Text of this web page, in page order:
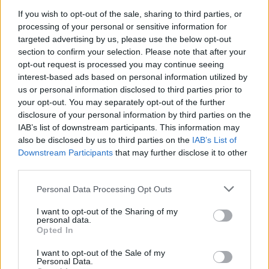
If you wish to opt-out of the sale, sharing to third parties, or
processing of your personal or sensitive information for
targeted advertising by us, please use the below opt-out
section to confirm your selection. Please note that after your
opt-out request is processed you may continue seeing
interest-based ads based on personal information utilized by
us or personal information disclosed to third parties prior to
your opt-out. You may separately opt-out of the further
disclosure of your personal information by third parties on the
IAB’s list of downstream participants. This information may
also be disclosed by us to third parties on the IAB’s List of
Downstream Participants that may further disclose it to other
Please note that this website/app uses one or more Google
not limited to your visit or usage behaviour. You may click to
grant or deny consent to Google and its third-party tags to
use your data for below specified purposes in below Google
consent section.
Personal Data Processing Opt Outs
I want to opt-out of the Sharing of my
personal data.
Opted In
I want to opt-out of the Sale of my
Personal Data.
spriež par Izglītības
ministrijas nenosvērtajām
darba spējām
“Mana ziņa viņu bija
sasniegusi caur
kosmosu. Tas bija
maģiski un skaisti,”
Sandra Osiņa dalās
Klāsu Vāveri
Krievija atsakās
pārtraukt vai iesaldēt
karu, ja netiks izpildīta
kāda konkrēta prasība